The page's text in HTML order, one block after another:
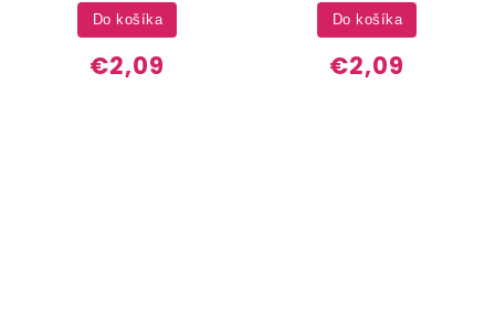
€2,09
Do košíka
€2,09
Do košíka